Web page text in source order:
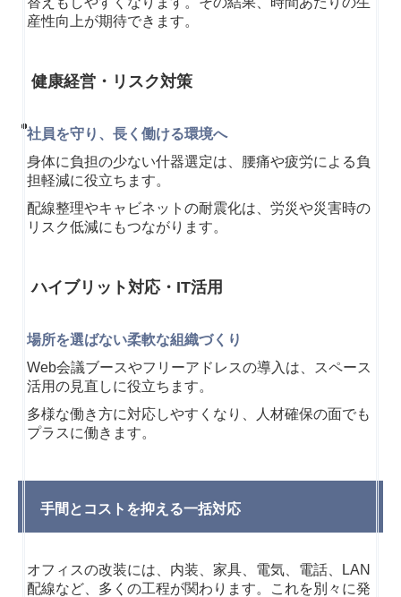
産性向上が期待できます。
健康経営・リスク対策
社員を守り、長く働ける環境へ
身体に負担の少ない什器選定は、腰痛や疲労による負
担軽減に役立ちます。
配線整理やキャビネットの耐震化は、労災や災害時の
リスク低減にもつながります。
ハイブリット対応・IT活用
場所を選ばない柔軟な組織づくり
Web会議ブースやフリーアドレスの導入は、スペース
活用の見直しに役立ちます。
多様な働き方に対応しやすくなり、人材確保の面でも
プラスに働きます。
手間とコストを抑える一括対応
オフィスの改装には、内装、家具、電気、電話、LAN
配線など、多くの工程が関わります。
これを別々に発